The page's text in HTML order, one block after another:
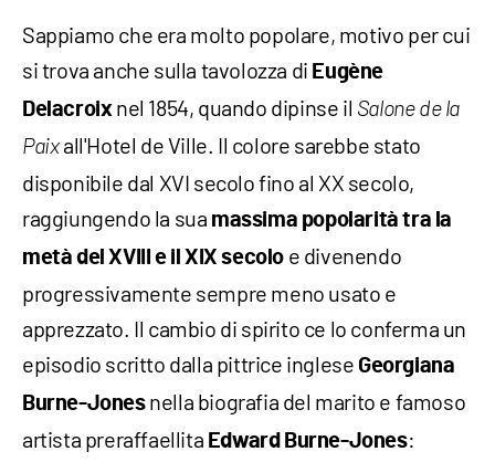
Sappiamo che era molto popolare, motivo per cui
si trova anche sulla tavolozza di Eugène
Delacroixnel 1854, quando dipinse il Salone de la
Paixall'Hotel de Ville. Il colore sarebbe stato
disponibile dal XVI secolo fino al XX secolo,
raggiungendo la sua massima popolarità tra la
metà del XVIII e il XIX secolo e divenendo
progressivamente sempre meno usato e
apprezzato. Il cambio di spirito ce lo conferma un
episodio scritto dalla pittrice inglese Georgiana
Burne-Jonesnella biografia del marito e famoso
artista preraffaellita Edward Burne-Jones: